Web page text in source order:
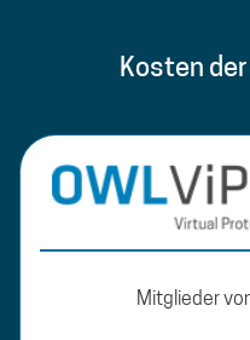
Kosten
Mitglieder